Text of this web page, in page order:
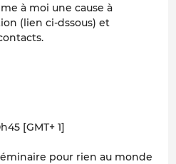
à moi une cause à
(lien ci-dssous) et
[GMT+ 1]
pour rien au monde